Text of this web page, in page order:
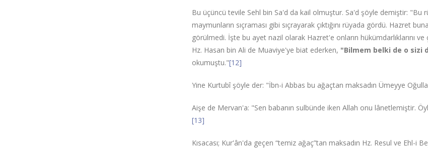
Bu üçüncü tevile Sehl bin Sa'd da kail olmuştur. Sa'd şöyle demiştir: "Bu
maymunların sıçraması gibi sıçrayarak çıktığını rüyada gördü. Hazret
görülmedi. İşte bu ayet nazil olarak Hazret'e onların hükümdarlıklarını ve
Hz. Hasan bin Ali de Muaviye'ye biat ederken, "Bilmem belki de o sizi
okumuştu."[12]
Yine Kurtubî şöyle der: "İbn-i Abbas bu ağaçtan maksadın Ümeyye
Aişe de Mervan'a: "Sen babanın sulbünde iken Allah onu lânetlemiştir.
[13]
Kısacası; Kur'ân'da geçen “temiz ağaç”tan maksadın Hz. Resul ve Ehl-i